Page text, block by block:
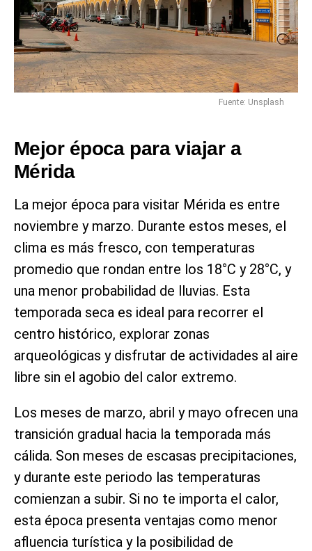
Fuente: Unsplash
Mejor época para viajar a
Mérida
La mejor época para visitar Mérida es entre
noviembre y marzo. Durante estos meses, el
clima es más fresco, con temperaturas
promedio que rondan entre los 18°C y 28°C, y
una menor probabilidad de lluvias. Esta
temporada seca es ideal para recorrer el
centro histórico, explorar zonas
arqueológicas y disfrutar de actividades al aire
libre sin el agobio del calor extremo.
Los meses de marzo, abril y mayo ofrecen una
transición gradual hacia la temporada más
cálida. Son meses de escasas precipitaciones,
y durante este periodo las temperaturas
comienzan a subir. Si no te importa el calor,
esta época presenta ventajas como menor
afluencia turística y la posibilidad de